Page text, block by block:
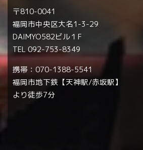
〒810-0041
福岡市中央区大名1-3-29
DAIMYO582ビル１F
TEL 092-753-8349
携帯：070-1388-5541
福岡市地下鉄【天神駅/赤坂駅】
より徒歩7分